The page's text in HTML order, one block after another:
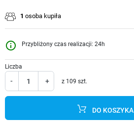
1 osoba kupiła
info_outline Przybliżony czas realizacji: 24h
Liczba
- + z 109 szt.
DO KOSZYKA